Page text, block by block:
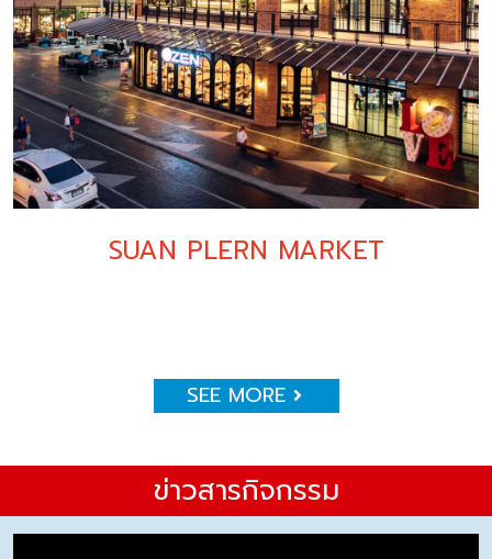
SUAN PLERN MARKET
SEE MORE
ข่าวสารกิจกรรม